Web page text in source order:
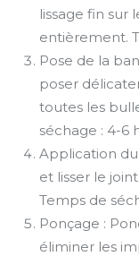
lissage fin sur
entièrement.
Pose de la
poser
toutes les
séchage : 4-6
Application
et lisser le
Temps de
Ponçage :
éliminer les